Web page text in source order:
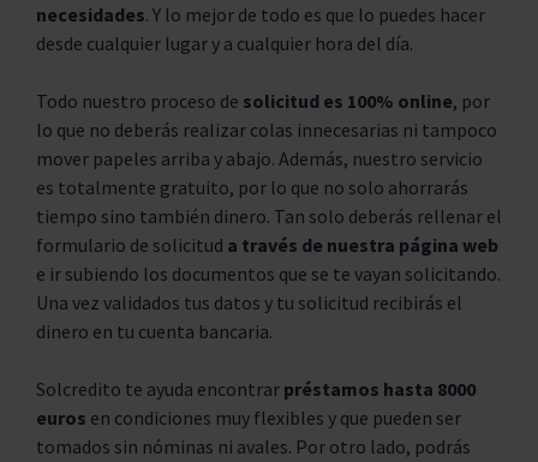
necesidades. Y lo mejor de todo es que lo puedes hacer
desde cualquier lugar y a cualquier hora del día.
Todo nuestro proceso de solicitud es 100% online, por
lo que no deberás realizar colas innecesarias ni tampoco
mover papeles arriba y abajo. Además, nuestro servicio
es totalmente gratuito, por lo que no solo ahorrarás
tiempo sino también dinero. Tan solo deberás rellenar el
formulario de solicitud a través de nuestra página web
e ir subiendo los documentos que se te vayan solicitando.
Una vez validados tus datos y tu solicitud recibirás el
dinero en tu cuenta bancaria.
Solcredito te ayuda encontrar préstamos hasta 8000
euros en condiciones muy flexibles y que pueden ser
tomados sin nóminas ni avales. Por otro lado, podrás